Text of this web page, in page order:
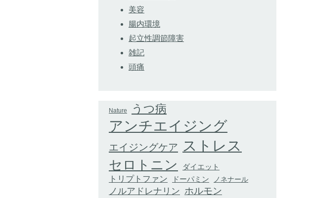
美容
腸内環境
起立性調節障害
雑記
頭痛
Nature うつ病
アンチエイジング
エイジングケア ストレス
セロトニン ダイエット
トリプトファン ドーパミン ノネナール
ノルアドレナリン ホルモン